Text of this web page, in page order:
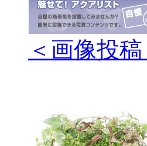
＜画像投